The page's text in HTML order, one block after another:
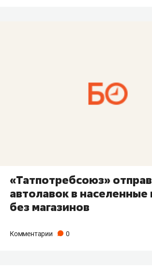
«Татпотребсоюз»
автолавок в населенные
без магазинов
Комментарии 0